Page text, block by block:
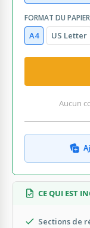
FORMAT DU PAPIER
A4 US Letter
Aucun
CE QUI EST
Sections de